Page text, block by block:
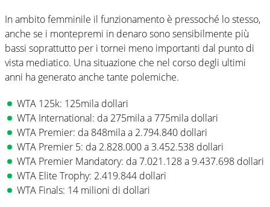
In ambito femminile il funzionamento è pressoché lo stesso,
anche se i montepremi in denaro sono sensibilmente più
bassi soprattutto per i tornei meno importanti dal punto di
vista mediatico. Una situazione che nel corso degli ultimi
anni ha generato anche tante polemiche.
WTA 125k: 125mila dollari
WTA International: da 275mila a 775mila dollari
WTA Premier: da 848mila a 2.794.840 dollari
WTA Premier 5: da 2.828.000 a 3.452.538 dollari
WTA Premier Mandatory: da 7.021.128 a 9.437.698 dollari
WTA Elite Trophy: 2.419.844 dollari
WTA Finals: 14 milioni di dollari